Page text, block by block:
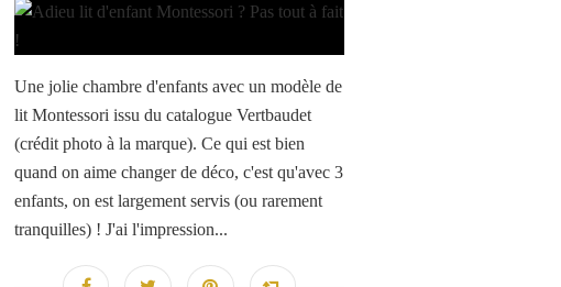
Une jolie chambre d'enfants avec un modèle de
lit Montessori issu du catalogue Vertbaudet
(crédit photo à la marque). Ce qui est bien
quand on aime changer de déco, c'est qu'avec 3
enfants, on est largement servis (ou rarement
tranquilles) ! J'ai l'impression...